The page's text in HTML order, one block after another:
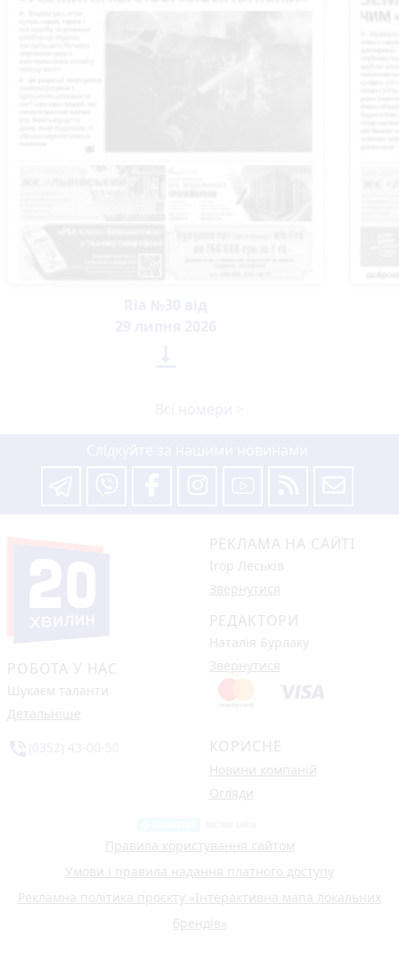
РОБОТА У НАС
Шукаєм таланти
Детальніше
РЕКЛАМА НА САЙТІ
Ігор Леськів
Звернутися
РЕДАКТОРИ
Наталія Бурлаку
Звернутися
КОРИСНЕ
Новини компаній
Огляди
Правила користування сайтом
Умови і правила надання платного доступу
Рекламна політика проєкту «Інтерактивна мапа локальних
брендів»